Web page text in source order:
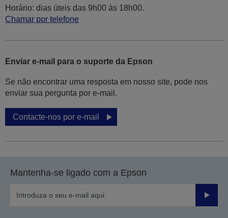
Horário: dias úteis das 9h00 às 18h00.
Chamar por telefone
Enviar e-mail para o suporte da Epson
Se não encontrar uma resposta em nosso site, pode nos
enviar sua pergunta por e-mail.
Contacte-nos por e-mail
Mantenha-se ligado com a Epson
Enviar